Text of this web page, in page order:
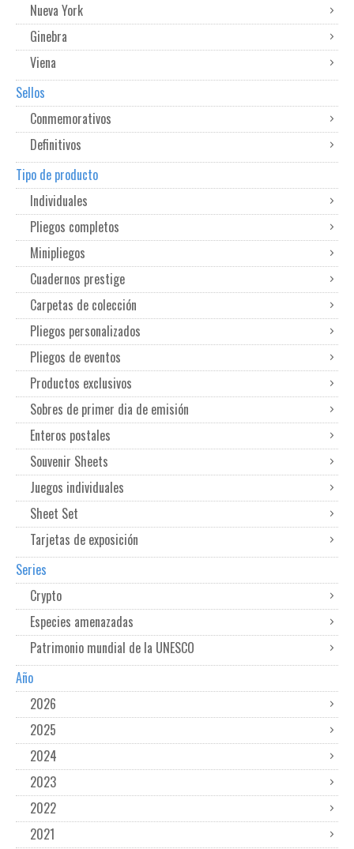
Nueva York
Ginebra
Viena
Sellos
Conmemorativos
Definitivos
Tipo de producto
Individuales
Pliegos completos
Minipliegos
Cuadernos prestige
Carpetas de colección
Pliegos personalizados
Pliegos de eventos
Productos exclusivos
Sobres de primer dia de emisión
Enteros postales
Souvenir Sheets
Juegos individuales
Sheet Set
Tarjetas de exposición
Series
Crypto
Especies amenazadas
Patrimonio mundial de la UNESCO
Año
2026
2025
2024
2023
2022
2021